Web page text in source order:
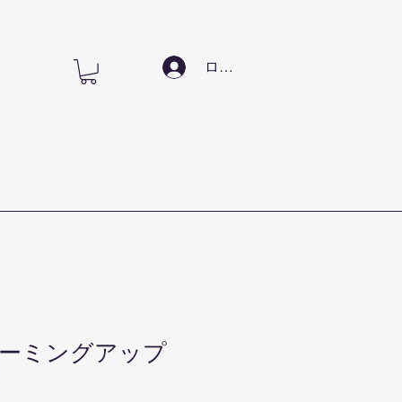
ログイン
ーミングアップ